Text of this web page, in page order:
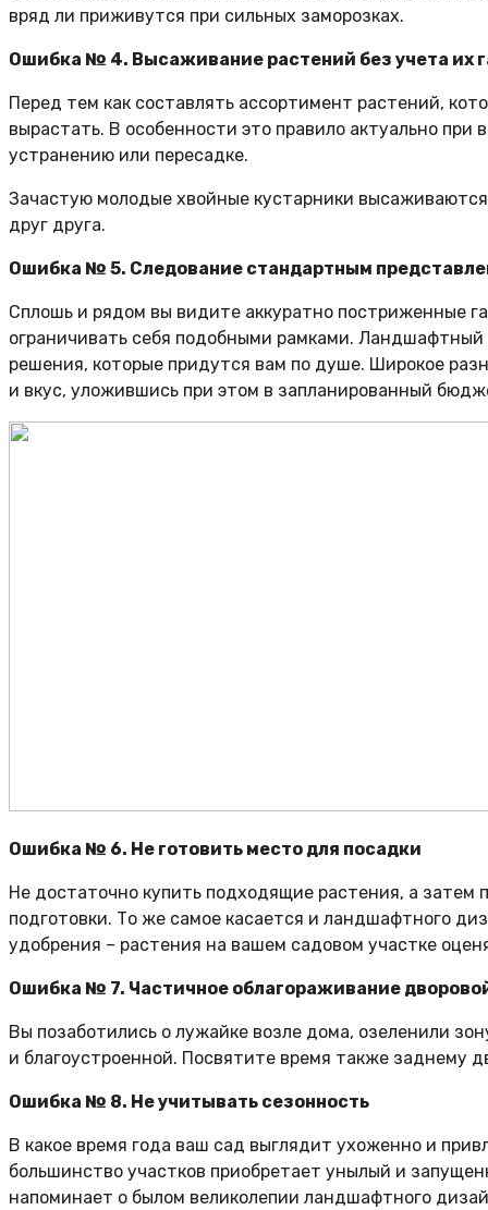
вряд ли приживутся при сильных заморозках.
Ошибка № 4. Высаживание растений без учета их
Перед тем как составлять ассортимент растений,
вырастать. В особенности это правило актуально
устранению или пересадке.
Зачастую молодые хвойные кустарники
друг друга.
Ошибка № 5. Следование стандартным
Сплошь и рядом вы видите аккуратно постриженные
ограничивать себя подобными рамками.
решения, которые придутся вам по душе. Широкое
и вкус, уложившись при этом в запланированный
Ошибка № 6. Не готовить место для посадки
Не достаточно купить подходящие растения, а затем
подготовки. То же самое касается и ландшафтного
удобрения – растения на вашем садовом участке
Ошибка № 7. Частичное облагораживание
Вы позаботились о лужайке возле дома, озеленили
и благоустроенной. Посвятите время также заднему
Ошибка № 8. Не учитывать сезонность
В какое время года ваш сад выглядит ухоженно и
большинство участков приобретает унылый и
напоминает о былом великолепии ландшафтного